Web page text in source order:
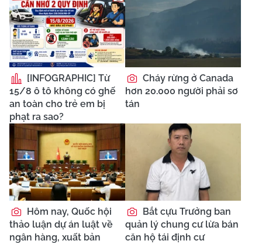
[INFOGRAPHIC] Từ
15/8 ô tô không có ghế
an toàn cho trẻ em bị
phạt ra sao?
Cháy rừng ở Canada
hơn 20.000 người phải sơ
tán
Hôm nay, Quốc hội
thảo luận dự án luật về
ngân hàng, xuất bản
Bắt cựu Trưởng ban
quản lý chung cư lừa bán
căn hộ tái định cư